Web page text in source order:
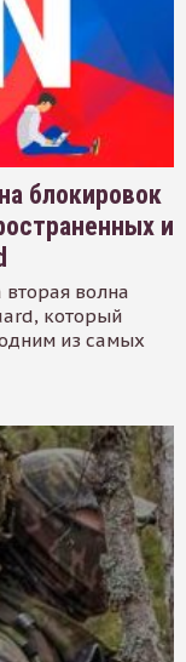
блокировок
и
вторая волна
который
из самых